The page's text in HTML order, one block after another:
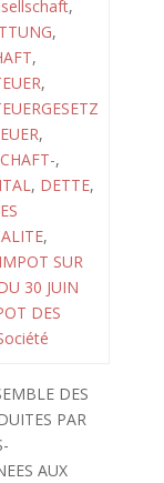
,
,
,
,
,
,
, DETTE,
,
IMPOT SUR
30 JUIN
DES
DES
PAR
AUX